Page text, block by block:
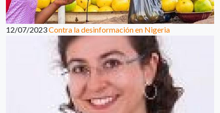
12/07/2023Contra la desinformación en Nigeria